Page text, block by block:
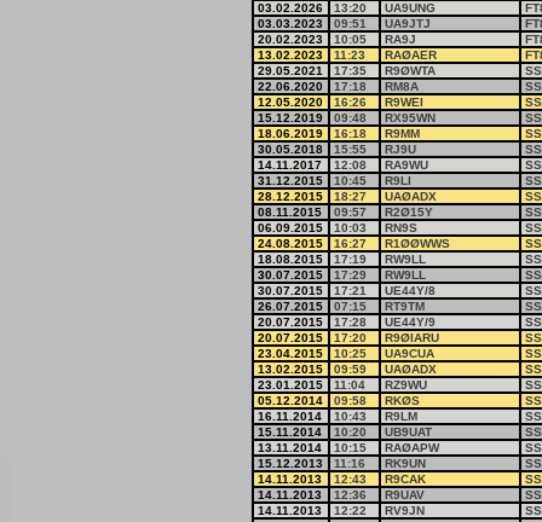
03.02.2026
13:20 UA9UNG
03.03.2023
09:51 UA9JTJ
20.02.2023
10:05 RA9J
13.02.2023
11:23 RAØAER
29.05.2021
17:35 R9ØWTA
22.06.2020
17:18 RM8A
12.05.2020
16:26 R9WEI
15.12.2019
09:48 RX95WN
18.06.2019
16:18 R9MM
30.05.2018
15:55 RJ9U
14.11.2017
12:08 RA9WU
31.12.2015
10:45 R9LI
28.12.2015
18:27 UAØADX
08.11.2015
09:57 R2Ø15Y
06.09.2015
10:03 RN9S
24.08.2015
16:27 R1ØØWWS
18.08.2015
17:19 RW9LL
30.07.2015
17:29 RW9LL
30.07.2015
17:21 UE44Y/8
26.07.2015
07:15 RT9TM
20.07.2015
17:28 UE44Y/9
20.07.2015
17:20 R9ØIARU
23.04.2015
10:25 UA9CUA
13.02.2015
09:59 UAØADX
23.01.2015
11:04 RZ9WU
05.12.2014
09:58 RKØS
16.11.2014
10:43 R9LM
15.11.2014
10:20 UB9UAT
13.11.2014
10:15 RAØAPW
15.12.2013
11:16 RK9UN
14.11.2013
12:43 R9CAK
14.11.2013
12:36 R9UAV
14.11.2013
12:22 RV9JN